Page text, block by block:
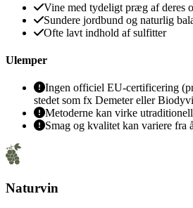
Vine med tydeligt præg af deres
Sundere jordbund og naturlig
Ofte lavt indhold af sulfitter
Ulemper
Ingen officiel EU-certificering
stedet som fx Demeter eller
Metoderne kan virke
Smag og kvalitet kan variere fra
Naturvin